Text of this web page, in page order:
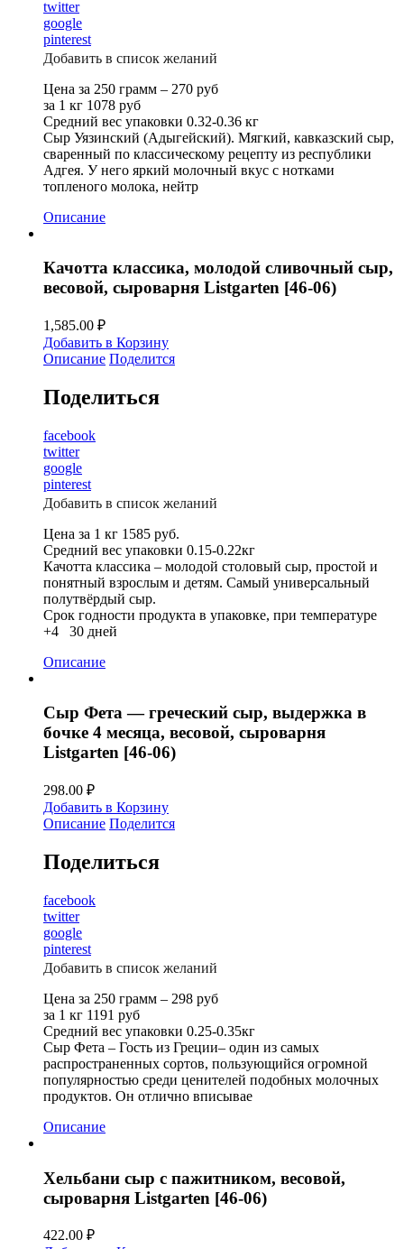
twitter
google
pinterest
Добавить в список желаний
Цена за 250 грамм – 270 руб
за 1 кг 1078 руб
Средний вес упаковки 0.32-0.36 кг
Сыр Уязинский (Адыгейский). Мягкий, кавказский сыр,
сваренный по классическому рецепту из республики
Адгея. У него яркий молочный вкус с нотками
топленого молока, нейтр
Описание
Качотта классика, молодой сливочный сыр,
весовой, сыроварня Listgarten [46-06)
1,585.00 ₽
Добавить в Корзину
Описание Поделится
Поделиться
facebook
twitter
google
pinterest
Добавить в список желаний
Цена за 1 кг 1585 руб.
Средний вес упаковки 0.15-0.22кг
Качотта классика – молодой столовый сыр, простой и
понятный взрослым и детям. Самый универсальный
полутвёрдый сыр.
Срок годности продукта в упаковке, при температуре
+4 30 дней
Описание
Сыр Фета — греческий сыр, выдержка в
бочке 4 месяца, весовой, сыроварня
Listgarten [46-06)
298.00 ₽
Добавить в Корзину
Описание Поделится
Поделиться
facebook
twitter
google
pinterest
Добавить в список желаний
Цена за 250 грамм – 298 руб
за 1 кг 1191 руб
Средний вес упаковки 0.25-0.35кг
Сыр Фета – Гость из Греции– один из самых
распространенных сортов, пользующийся огромной
популярностью среди ценителей подобных молочных
продуктов. Он отлично вписывае
Описание
Хельбани сыр с пажитником, весовой,
сыроварня Listgarten [46-06)
422.00 ₽